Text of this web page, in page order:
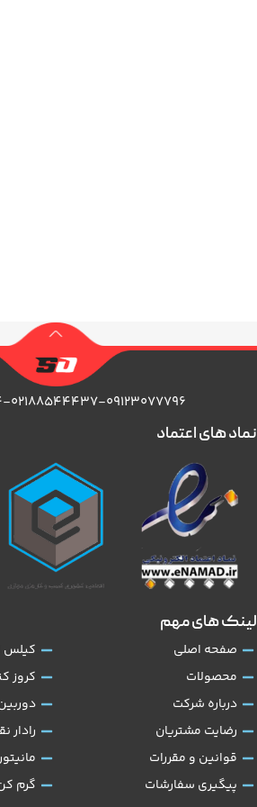
۰۲۱۸۸۵۴۰۲۱۴-۰۲۱۸۸۵۴۴۴۳۷-
لینک های مهم
صفحه اصلی
محصولات
درباره شرکت
رضایت مشتریان
قوانین و مقررات
پیگیری سفارشات
کیلس
کروز
دوربین
رادار
گرم
نماد های اعتماد